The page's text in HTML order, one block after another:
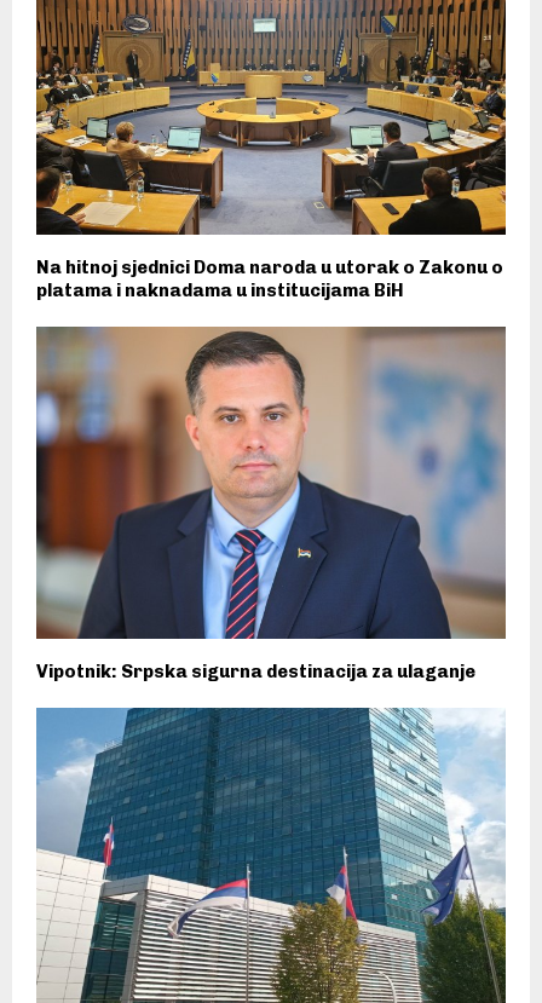
Na hitnoj sjednici Doma naroda u utorak o Zakonu o
platama i naknadama u institucijama BiH
Vipotnik: Srpska sigurna destinacija za ulaganje